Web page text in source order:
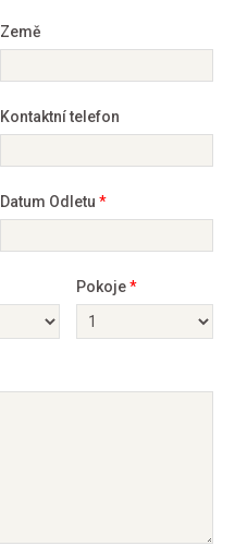
Země
Kontaktní telefon
Datum Odletu*
Pokoje*